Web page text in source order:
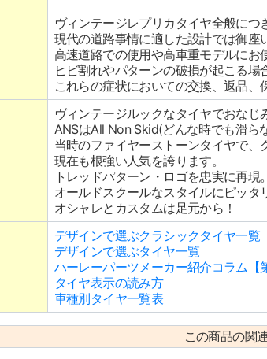
ヴィンテージレプリカタイヤ全般につ
現代の道路事情に適した設計では御座
高速道路での使用や高車重モデルにお
ヒビ割れやパターンの破損が起こる場
これらの症状においての交換、返品、
ヴィンテージルックなタイヤでおなじ
ANSはAll Non Skid(どんな時でも滑ら
当時のファイヤーストーンタイヤで
現在も根強い人気を誇ります。
トレッドパターン・ロゴを忠実に再現。
オールドスクールなスタイルにピッタ
オシャレとカスタムは足元から！
デザインで選ぶクラシックタイヤ一覧
デザインで選ぶタイヤ一覧
ハーレーパーツメーカー紹介コラム【
タイヤ表示の読み方
車種別タイヤ一覧表
この商品の関